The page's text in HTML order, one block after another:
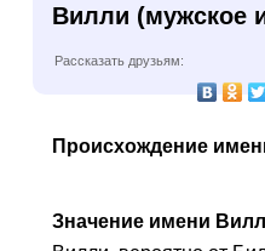
Вилли (мужское
Рассказать друзьям:
Происхождение
Значение имени